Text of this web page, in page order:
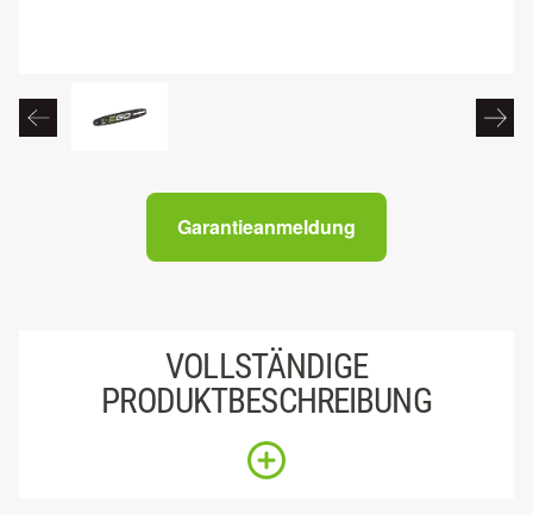
Garantieanmeldung
VOLLSTÄNDIGE
PRODUKTBESCHREIBUNG